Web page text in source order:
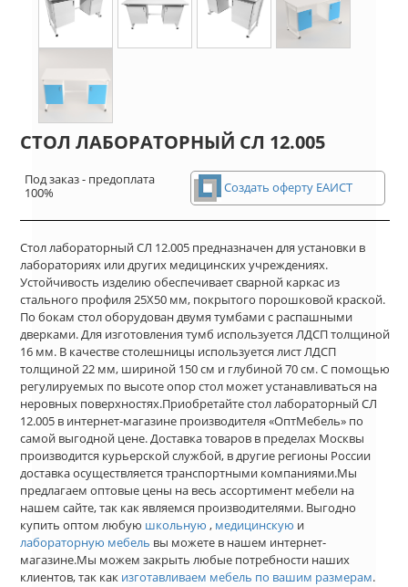
СТОЛ ЛАБОРАТОРНЫЙ СЛ 12.005
Под заказ - предоплата
100%
Создать оферту ЕАИСТ
Стол лабораторный СЛ 12.005 предназначен для установки в
лабораториях или других медицинских учреждениях.
Устойчивость изделию обеспечивает сварной каркас из
стального профиля 25Х50 мм, покрытого порошковой краской.
По бокам стол оборудован двумя тумбами с распашными
дверками. Для изготовления тумб используется ЛДСП толщиной
16 мм. В качестве столешницы используется лист ЛДСП
толщиной 22 мм, шириной 150 см и глубиной 70 см. С помощью
регулируемых по высоте опор стол может устанавливаться на
неровных поверхностях.Приобретайте стол лабораторный СЛ
12.005 в интернет-магазине производителя «ОптМебель» по
самой выгодной цене. Доставка товаров в пределах Москвы
производится курьерской службой, в другие регионы России
доставка осуществляется транспортными компаниями.Мы
предлагаем оптовые цены на весь ассортимент мебели на
нашем сайте, так как являемся производителями. Выгодно
купить оптом любую школьную , медицинскую и
лабораторную мебель вы можете в нашем интернет-
магазине.Мы можем закрыть любые потребности наших
клиентов, так как изготавливаем мебель по вашим размерам.